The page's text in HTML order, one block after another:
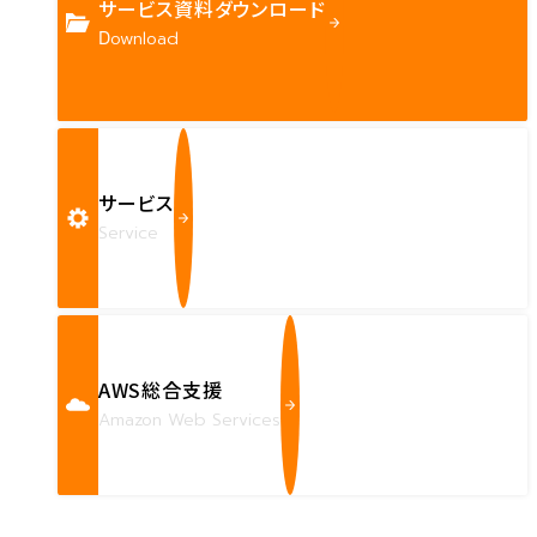
サービス資料ダウンロード
Download
サービス
Service
AWS総合支援
Amazon Web Services